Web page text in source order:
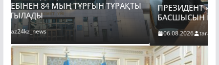
ПРЕЗИДЕНТ «БӘЙТЕРЕК» ХОЛДИНГІНІҢ
БАСШЫСЫН ҚАБЫЛДАДЫ
06.08.2026 taraz24kz_news